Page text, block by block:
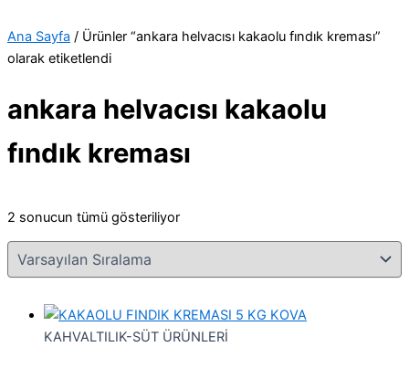
Ana Sayfa / Ürünler “ankara helvacısı kakaolu fındık kreması”
olarak etiketlendi
ankara helvacısı kakaolu
fındık kreması
2 sonucun tümü gösteriliyor
KAHVALTILIK-SÜT ÜRÜNLERİ